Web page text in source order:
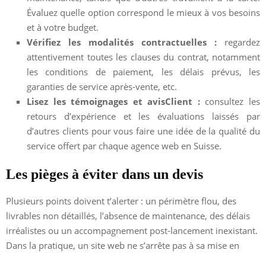
Évaluez quelle option correspond le mieux à vos besoins
et à votre budget.
Vérifiez les modalités contractuelles : regardez
attentivement toutes les clauses du contrat, notamment
les conditions de paiement, les délais prévus, les
garanties de service après-vente, etc.
Lisez les témoignages et avisClient :consultez les
retours d’expérience et les évaluations laissés par
d’autres clients pour vous faire une idée de la qualité du
service offert par chaque agence web en Suisse.
Les pièges à éviter dans un devis
Plusieurs points doivent t’alerter : un périmètre flou, des
livrables non détaillés, l’absence de maintenance, des délais
irréalistes ou un accompagnement post-lancement inexistant.
Dans la pratique, un site web ne s’arrête pas à sa mise en